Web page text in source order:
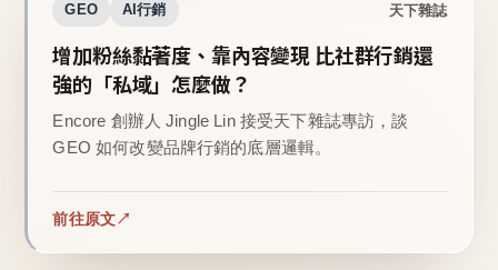
GEO AI行銷 天下雜誌
增加粉絲黏著度、靠內容變現 比社群行銷還
強的「私域」怎麼做？
Encore 創辦人 Jingle Lin 接受天下雜誌專訪，談
GEO 如何改變品牌行銷的底層邏輯。
前往原文